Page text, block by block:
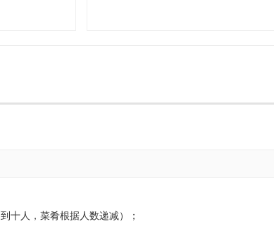
十人，菜肴根据人数递减）；